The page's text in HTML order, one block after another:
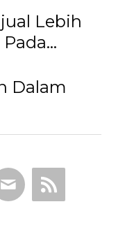
Lebih
Dalam